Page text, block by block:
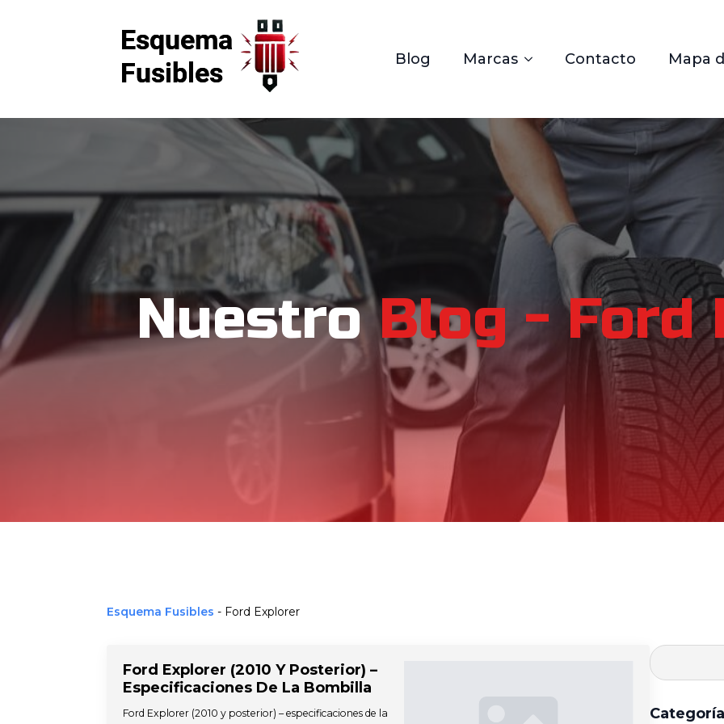
Blog Marcas Contacto Mapa
Nuestro Blog - Ford
Esquema Fusibles - Ford Explorer
Ford Explorer (2010 Y Posterior) –
Especificaciones De La Bombilla
Ford Explorer (2010 y posterior) – especificaciones de la